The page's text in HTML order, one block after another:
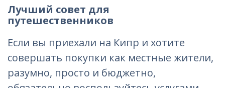
Лучший совет для
путешественников
Если вы приехали на Кипр и хотите
совершать покупки как местные жители,
разумно, просто и бюджетно,